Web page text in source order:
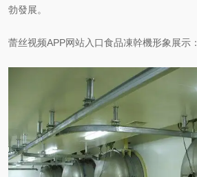
勃發展。
蕾丝视频APP网站入口食品凍幹機形象展示：